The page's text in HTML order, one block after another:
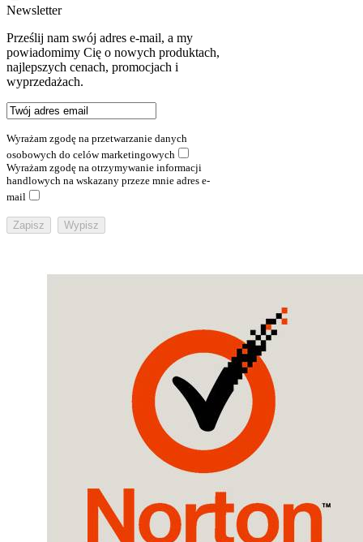
Newsletter
Prześlij nam swój adres e-mail, a my
powiadomimy Cię o nowych produktach,
najlepszych cenach, promocjach i
wyprzedażach.
Wyrażam zgodę na przetwarzanie danych
osobowych do celów marketingowych
Wyrażam zgodę na otrzymywanie informacji
handlowych na wskazany przeze mnie adres e-
mail